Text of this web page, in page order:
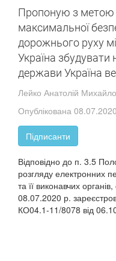
Пропоную з метою
максимальної
дорожнього руху
Україна збудувати
держави Україна
Лейко Анатолій
Опублікована
Підписанти
Відповідно до п. 3.5
розгляду електронних
та її виконавчих
08.07.2020 р.
КО04.1-11/8078 від